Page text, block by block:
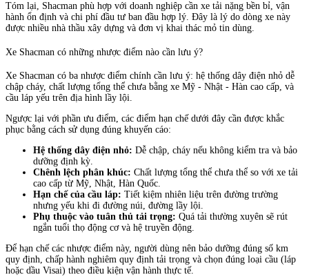
Tóm lại, Shacman phù hợp với doanh nghiệp cần xe tải nặng bền bỉ, vận
hành ổn định và chi phí đầu tư ban đầu hợp lý. Đây là lý do dòng xe này
được nhiều nhà thầu xây dựng và đơn vị khai thác mỏ tin dùng.
Xe Shacman có những nhược điểm nào cần lưu ý?
Xe Shacman có ba nhược điểm chính cần lưu ý: hệ thống dây điện nhỏ dễ
chập cháy, chất lượng tổng thể chưa bằng xe Mỹ - Nhật - Hàn cao cấp, và
cầu láp yếu trên địa hình lầy lội.
Ngược lại với phần ưu điểm, các điểm hạn chế dưới đây cần được khắc
phục bằng cách sử dụng đúng khuyến cáo:
Hệ thống dây điện nhỏ: Dễ chập, cháy nếu không kiểm tra và bảo
dưỡng định kỳ.
Chênh lệch phân khúc: Chất lượng tổng thể chưa thể so với xe tải
cao cấp từ Mỹ, Nhật, Hàn Quốc.
Hạn chế của cầu láp: Tiết kiệm nhiên liệu trên đường trường
nhưng yếu khi đi đường núi, đường lầy lội.
Phụ thuộc vào tuân thủ tải trọng: Quá tải thường xuyên sẽ rút
ngắn tuổi thọ động cơ và hệ truyền động.
Để hạn chế các nhược điểm này, người dùng nên bảo dưỡng đúng số km
quy định, chấp hành nghiêm quy định tải trọng và chọn đúng loại cầu (láp
hoặc dầu Visai) theo điều kiện vận hành thực tế.